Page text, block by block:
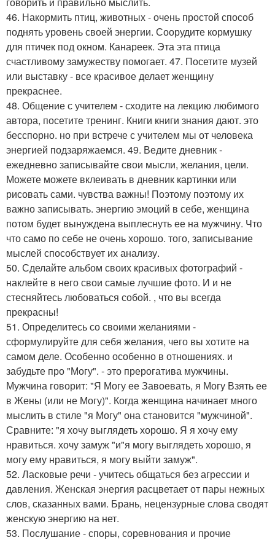
46. Накормить птиц, животных - очень простой способ
поднять уровень своей энергии. Соорудите кормушку
для птичек под окном. Канареек. Эта эта птица
счастливому замужеству помогает. 47. Посетите музей
или выставку - все красивое делает женщину
прекраснее.
48. Общение с учителем - сходите на лекцию любимого
автора, посетите тренинг. Книги книги знания дают. это
бесспорно. но при встрече с учителем мы от человека
энергией подзаряжаемся. 49. Ведите дневник -
ежедневно записывайте свои мысли, желания, цели.
Можете можете вклеивать в дневник картинки или
рисовать сами. чувства важны! Поэтому поэтому их
важно записывать. энергию эмоций в себе, женщина
потом будет вынуждена выплеснуть ее на мужчину. Что
что само по себе не очень хорошо. того, записывание
мыслей способствует их анализу.
50. Сделайте альбом своих красивых фотографий -
наклейте в него свои самые лучшие фото. И и не
стесняйтесь любоваться собой. , что вы всегда
прекрасны!
51. Определитесь со своими желаниями -
сформулируйте для себя желания, чего вы хотите на
самом деле. Особенно особенно в отношениях. и
забудьте про "Могу". - это прерогатива мужчины.
Мужчина говорит: "Я Могу ее Завоевать, я Могу Взять ее
в Жены (или не Могу)". Когда женщина начинает много
мыслить в стиле "я Могу" она становится "мужчиной".
Сравните: "я хочу выглядеть хорошо. Я я хочу ему
нравиться. хочу замуж "и"я могу выглядеть хорошо, я
могу ему нравиться, я могу выйти замуж".
52. Ласковые речи - учитесь общаться без агрессии и
давления. Женская энергия расцветает от пары нежных
слов, сказанных вами. Брань, нецензурные слова сводят
женскую энергию на нет.
53. Послушание - споры, соревнования и прочие